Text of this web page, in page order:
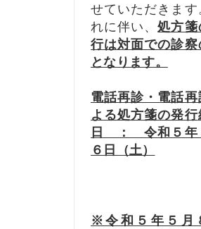
せていただきます
れに伴い、処方箋
行は対面での診察
となります。
電話再診・電話再
よる処方箋の発行
日 ： 令和５年
６日（土）
※令和５年５月